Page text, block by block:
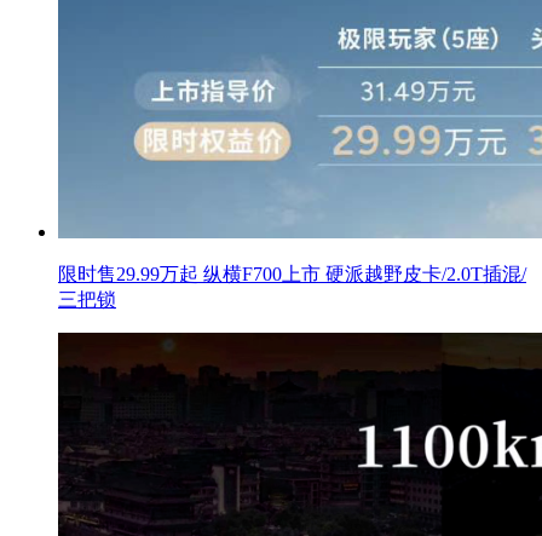
限时售29.99万起 纵横F700上市 硬派越野皮卡/2.0T插混/
三把锁